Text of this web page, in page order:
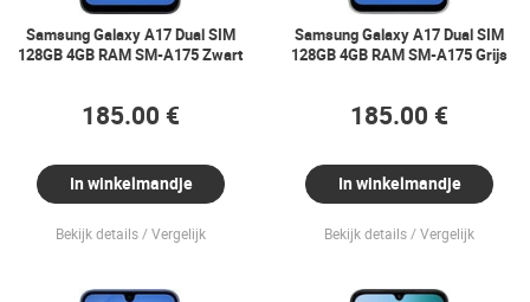
Samsung Galaxy A17 Dual SIM
128GB 4GB RAM SM-A175 Zwart
185.00 €
In winkelmandje
Bekijk details Vergelijk
Samsung Galaxy A17 Dual SIM
128GB 4GB RAM SM-A175 Grijs
185.00 €
In winkelmandje
Bekijk details Vergelijk